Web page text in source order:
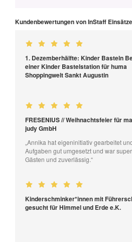
Kundenbewertungen von InStaff
1. Dezemberhälfte: Kinder Basteln
einer Kinder Bastelstation für huma
Shoppingwelt Sankt Augustin
FRESENIUS // Weihnachtsfeier für
judy GmbH
„Annika hat eigeninitiativ gearbeitet
Aufgaben gut umgesetzt und war
Gästen und zuverlässig.“
Kinderschminker*innen mit
gesucht für Himmel und Erde e.K.